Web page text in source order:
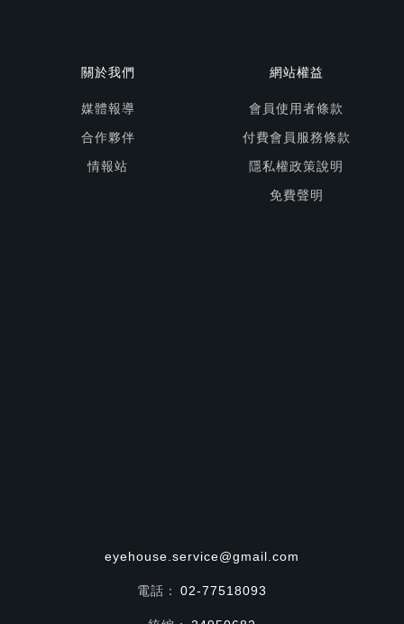
關於我們
媒體報導
合作夥伴
情報站
網站權益
會員使用者條款
付費會員服務條款
隱私權政策說明
免費聲明
eyehouse.service@gmail.com
電話： 02-77518093